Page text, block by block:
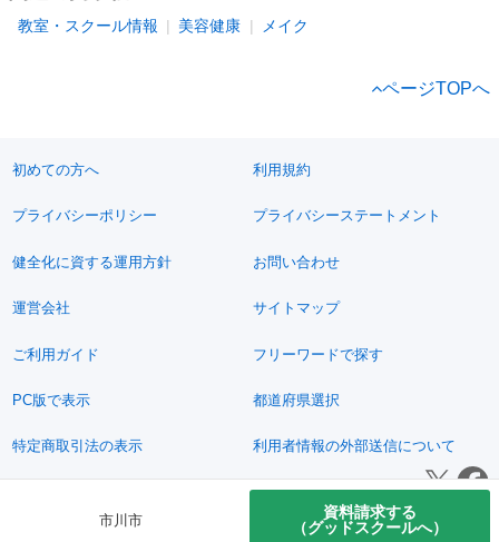
市川市
資料請求する
（グッドスクールへ）
教室・スクール情報 美容健康 メイク
ページTOPへ
初めての方へ 利用規約
プライバシーポリシー プライバシーステートメント
健全化に資する運用方針 お問い合わせ
運営会社 サイトマップ
ご利用ガイド フリーワードで探す
PC版で表示 都道府県選択
特定商取引法の表示 利用者情報の外部送信について
© 2011-2026 Jimoty, Inc.